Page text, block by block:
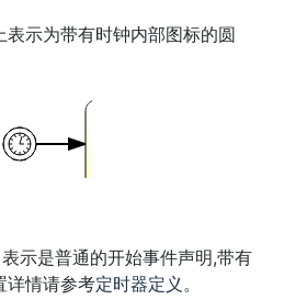
示为带有时钟内部图标的圆
示是普通的开始事件声明,带有
详情请参考定时器定义 。